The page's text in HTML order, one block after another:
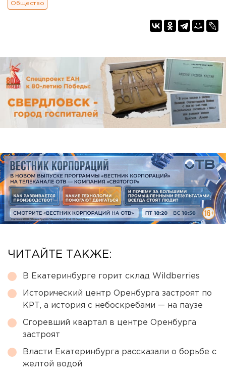
Общество
ЧИТАЙТЕ ТАКЖЕ:
В Екатеринбурге горит склад Wildberries
Исторический центр Оренбурга застроят по
КРТ, а история с небоскребами — на паузе
Сгоревший квартал в центре Оренбурга
застроят
Власти Екатеринбурга рассказали о борьбе с
желтой водой